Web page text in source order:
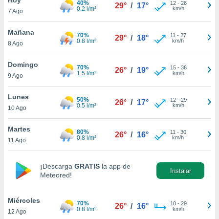
en
más
nuestra
de
aceptar
de
7 Ago
40%
0.2 l/m²
29° / 17° 12- 26
km/h
Mañana
8 Ago
70%
0.8 l/m²
29° / 18° 11 - 27
km/h
Domingo
9 Ago
70%
1.5 l/m²
26° / 19° 15- 36
km/h
Lunes
10 Ago
50%
0.5 l/m²
26° / 17° 12- 29
km/h
Martes
11 Ago
80%
0.8 l/m²
26° / 16° 11 - 30
km/h
¡Descarga GRATIS la app de
Meteored!
Instalar
Miércoles
12 Ago
70%
0.8 l/m²
26° / 16° 10- 29
km/h